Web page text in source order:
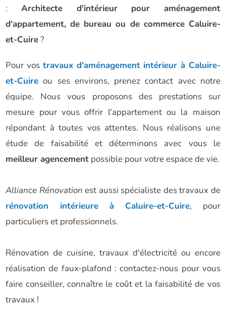
: Architecte d'intérieur pour aménagement
d'appartement, de bureau ou de commerce Caluire-
et-Cuire ?
Pour vos travaux d'aménagement intérieur à Caluire-
et-Cuire ou ses environs, prenez contact avec notre
équipe. Nous vous proposons des prestations sur
mesure pour vous offrir l'appartement ou la maison
répondant à toutes vos attentes. Nous réalisons une
étude de faisabilité et déterminons avec vous le
meilleur agencement possible pour votre espace de vie.
Alliance Rénovation est aussi spécialiste des travaux de
rénovation intérieure à Caluire-et-Cuire, pour
particuliers et professionnels.
Rénovation de cuisine, travaux d'électricité ou encore
réalisation de faux-plafond : contactez-nous pour vous
faire conseiller, connaître le coût et la faisabilité de vos
travaux !